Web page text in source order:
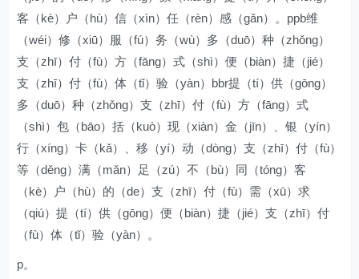
客（kè）户（hù）信（xìn）任（rèn）感（gǎn）。ppb维
（wéi）修（xiū）服（fú）务（wù）多（duō）种（zhǒng）
支（zhī）付（fù）方（fāng）式（shì）便（biàn）捷（jié）
支（zhī）付（fù）体（tǐ）验（yàn）bbr提（tí）供（gōng）
多（duō）种（zhǒng）支（zhī）付（fù）方（fāng）式
（shì）包（bāo）括（kuò）现（xiàn）金（jīn）、银（yín）
行（xíng）卡（kǎ）、移（yí）动（dòng）支（zhī）付（fù）
等（děng）满（mǎn）足（zú）不（bù）同（tóng）客
（kè）户（hù）的（de）支（zhī）付（fù）需（xū）求
（qiú）提（tí）供（gōng）便（biàn）捷（jié）支（zhī）付
（fù）体（tǐ）验（yàn）。
p。